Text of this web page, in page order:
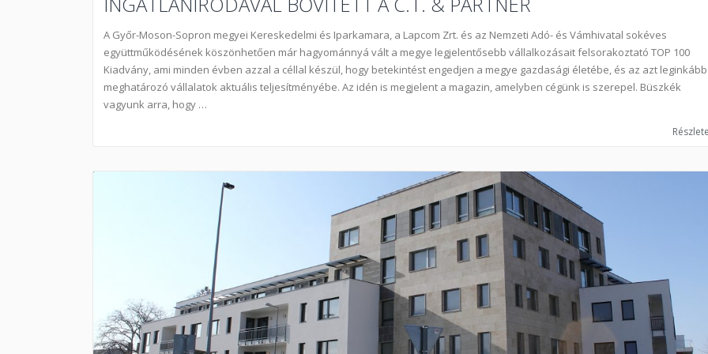
A Győr-Moson-Sopron megyei Kereskedelmi és Iparkamara, a Lapcom Zrt. és az Nemzeti Adó- és Vámhivatal sokéves
együttműködésének köszönhetően már hagyománnyá vált a megye legjelentősebb vállalkozásait felsorakoztató TOP 100
Kiadvány, ami minden évben azzal a céllal készül, hogy betekintést engedjen a megye gazdasági életébe, és az azt leginkább
meghatározó vállalatok aktuális teljesítményébe. Az idén is megjelent a magazin, amelyben cégünk is szerepel. Büszkék
vagyunk arra, hogy …